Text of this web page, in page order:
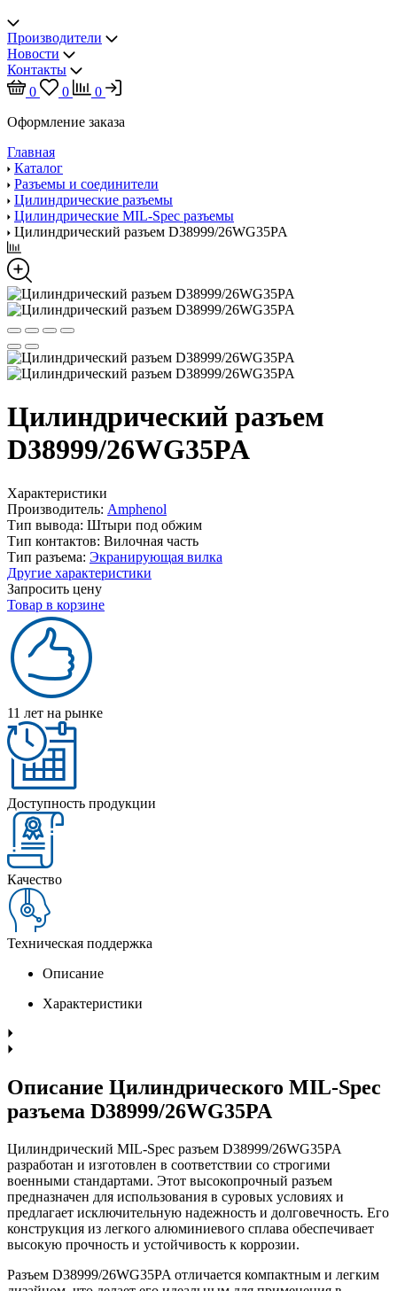
Производители
Новости
Контакты
0
0
0
Оформление заказа
Главная
Каталог
Разъемы и соединители
Цилиндрические разъемы
Цилиндрические MIL-Spec разъемы
Цилиндрический разъем D38999/26WG35PA
Цилиндрический разъем
D38999/26WG35PA
Характеристики
Производитель: Amphenol
Тип вывода: Штыри под обжим
Тип контактов: Вилочная часть
Тип разъема: Экранирующая вилка
Другие характеристики
Запросить цену
Товар в корзине
11 лет на рынке
Доступность продукции
Качество
Техническая поддержка
Описание
Характеристики
Описание Цилиндрического MIL-Spec
разъема D38999/26WG35PA
Цилиндрический MIL-Spec разъем D38999/26WG35PA
разработан и изготовлен в соответствии со строгими
военными стандартами. Этот высокопрочный разъем
предназначен для использования в суровых условиях и
предлагает исключительную надежность и долговечность. Его
конструкция из легкого алюминиевого сплава обеспечивает
высокую прочность и устойчивость к коррозии.
Разъем D38999/26WG35PA отличается компактным и легким